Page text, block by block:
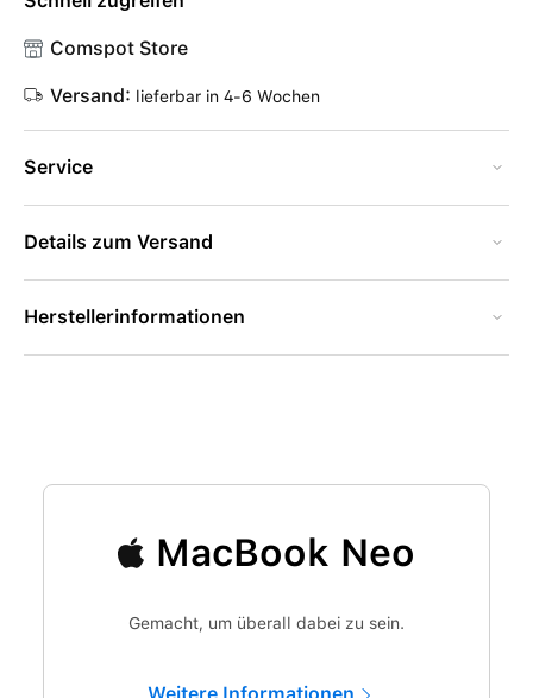
Comspot Store
Versand: lieferbar in 4-6 Wochen
Service
Details zum Versand
Herstellerinformationen
MacBook Neo
Gemacht, um überall dabei zu sein.